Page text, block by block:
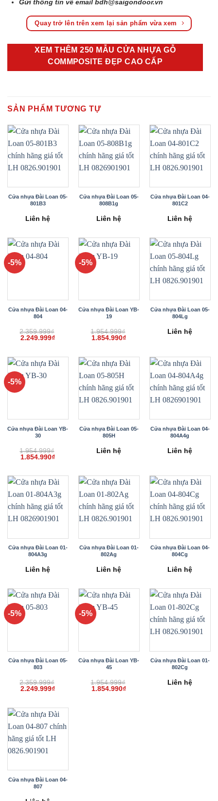
Gửi thông tin về emailbdh@saigondoor.vn
Quay trở lên trên xem lại sản phẩm vừa xem
XEM THÊM 250 MẪU CỬA NHỰA GỖ
COMMPOSITE ĐẸP CAO CẤP
SẢN PHẨM TƯƠNG TỰ
Cửa nhựa Đài Loan 05-
801B3
Liên hệ
Cửa nhựa Đài Loan 05-
808B1g
Liên hệ
Cửa nhựa Đài Loan 04-
801C2
Liên hệ
-5%
Cửa nhựa Đài Loan 04-
804
2.359.999₫
Giá
2.359.999₫.
2.249.999₫Giá
là:
2.249.999₫.
-5%
Cửa nhựa Đài Loan YB-
19
1.954.999₫
Giá
1.954.999₫.
1.854.990₫Giá
là:
1.854.990₫.
Cửa nhựa Đài Loan 05-
804Lg
Liên hệ
-5%
Cửa nhựa Đài Loan YB-
30
1.954.999₫
Giá
1.954.999₫.
1.854.990₫Giá
là:
1.854.990₫.
Cửa nhựa Đài Loan 05-
805H
Liên hệ
Cửa nhựa Đài Loan 04-
804A4g
Liên hệ
Cửa nhựa Đài Loan 01-
804A3g
Liên hệ
Cửa nhựa Đài Loan 01-
802Ag
Liên hệ
Cửa nhựa Đài Loan 04-
804Cg
Liên hệ
-5%
Cửa nhựa Đài Loan 05-
803
2.359.999₫
Giá
2.359.999₫.
2.249.999₫Giá
là:
2.249.999₫.
-5%
Cửa nhựa Đài Loan YB-
45
1.954.999₫
Giá
1.854.990₫Giá
Cửa nhựa Đài Loan 01-
802Cg
Liên hệ
Cửa nhựa Đài Loan 04-
807